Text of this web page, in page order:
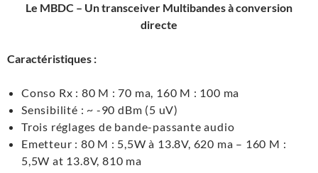
Le MBDC – Un transceiver Multibandes à conversion
directe
Caractéristiques :
Conso Rx : 80 M : 70 ma, 160 M : 100 ma
Sensibilité : ~ -90 dBm (5 uV)
Trois réglages de bande-passante audio
Emetteur : 80 M : 5,5W à 13.8V, 620 ma – 160 M :
5,5W at 13.8V, 810 ma